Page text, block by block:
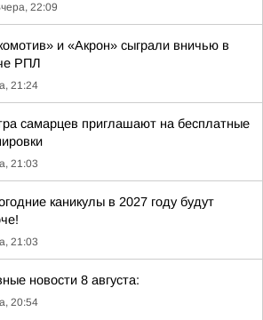
22:09
и «Акрон» сыграли вничью в
РПЛ
21:24
самарцев приглашают на бесплатные
21:03
каникулы в 2027 году будут
21:03
новости 8 августа:
20:54